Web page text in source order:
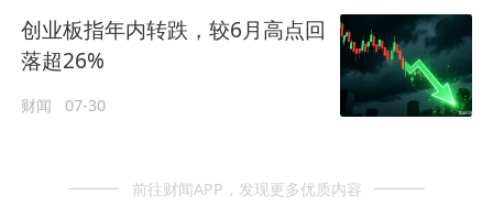
创业板指年内转跌，较6月高点回
落超26%
财闻 07-30
前往财闻APP，发现更多优质内容